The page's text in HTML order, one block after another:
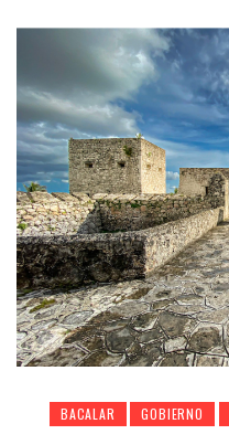
BACALAR GOBIERNO